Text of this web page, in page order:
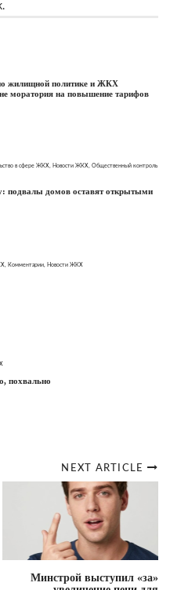
.
жилищной политике и ЖКХ
моратория на повышение тарифов
в сфере ЖКХ Новости ЖКХ
Общественный контроль
подвалы домов оставят открытыми
Комментарии Новости ЖКХ
похвально
NEXT ARTICLE
Минстрой выступил «за»